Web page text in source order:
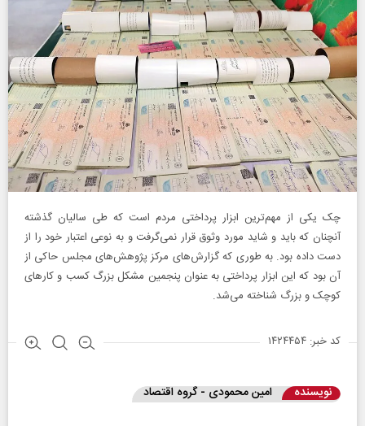
چک یکی از مهم‌ترین ابزار پرداختی مردم است که طی سالیان گذشته
آنچنان که باید و شاید مورد وثوق قرار نمی‌گرفت و به نوعی اعتبار خود را از
دست داده بود. به طوری که گزارش‌های مرکز پژوهش‌های مجلس حاکی از
آن بود که این ابزار پرداختی به عنوان پنجمین مشکل بزرگ کسب و کارهای
کوچک و بزرگ شناخته می‌شد.
کد خبر: ۱۴۲۴۴۵۴
نویسنده امین محمودی - گروه اقتصاد